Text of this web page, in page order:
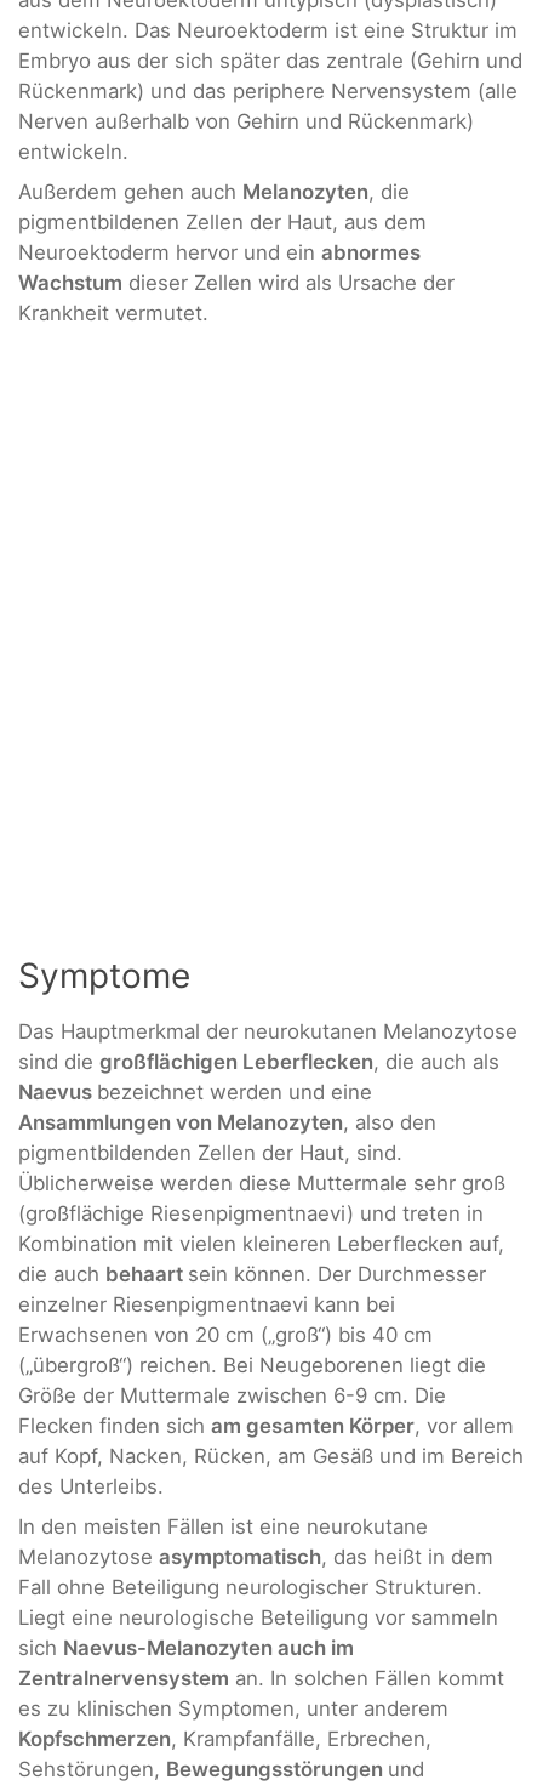
entwickeln. Das Neuroektoderm ist eine Struktur im
Embryo aus der sich später das zentrale (Gehirn und
Rückenmark) und das periphere Nervensystem (alle
Nerven außerhalb von Gehirn und Rückenmark)
entwickeln.
Außerdem gehen auch Melanozyten, die
pigmentbildenen Zellen der Haut, aus dem
Neuroektoderm hervor und ein abnormes
Wachstum dieser Zellen wird als Ursache der
Krankheit vermutet.
Symptome
Das Hauptmerkmal der neurokutanen Melanozytose
sind die großflächigen Leberflecken, die auch als
Naevus bezeichnet werden und eine
Ansammlungen von Melanozyten, also den
pigmentbildenden Zellen der Haut, sind.
Üblicherweise werden diese Muttermale sehr groß
(großflächige Riesenpigmentnaevi) und treten in
Kombination mit vielen kleineren Leberflecken auf,
die auch behaart sein können. Der Durchmesser
einzelner Riesenpigmentnaevi kann bei
Erwachsenen von 20 cm („groß“) bis 40 cm
(„übergroß“) reichen. Bei Neugeborenen liegt die
Größe der Muttermale zwischen 6-9 cm. Die
Flecken finden sich am gesamten Körper, vor allem
auf Kopf, Nacken, Rücken, am Gesäß und im Bereich
des Unterleibs.
In den meisten Fällen ist eine neurokutane
Melanozytose asymptomatisch, das heißt in dem
Fall ohne Beteiligung neurologischer Strukturen.
Liegt eine neurologische Beteiligung vor sammeln
sich Naevus-Melanozyten auch im
Zentralnervensystem an. In solchen Fällen kommt
es zu klinischen Symptomen, unter anderem
Kopfschmerzen, Krampfanfälle, Erbrechen,
Sehstörungen, Bewegungsstörungen und